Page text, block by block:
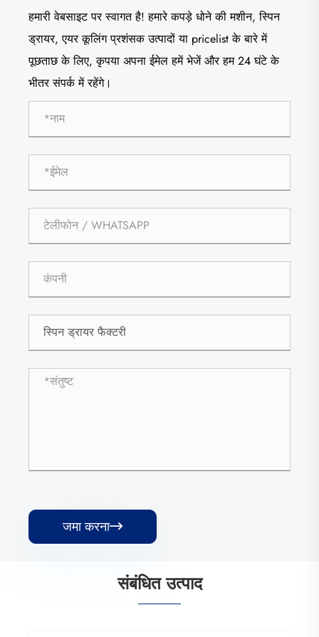
हमारी वेबसाइट पर स्वागत है! हमारे कपड़े धोने की मशीन, स्पिन
ड्रायर, एयर कूलिंग प्रशंसक उत्पादों या pricelist के बारे में
पूछताछ के लिए, कृपया अपना ईमेल हमें भेजें और हम 24 घंटे के
भीतर संपर्क में रहेंगे।
जमा करना
संबंधित उत्पाद